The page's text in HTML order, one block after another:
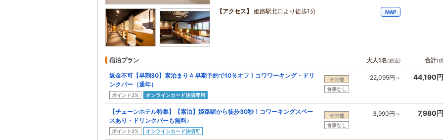
【アクセス】
姫路駅北口より徒歩1分 MAP
宿泊プラン 大人1名(税込) 合計(
返金不可【早割30】素泊まり☆早期予約で10％オフ！コワワーキング・ドリ
ンクバー（通年）
ポイント2% オンラインカード決済専用
その他
食事なし
22,095円～ 44,190
【チェーンホテル特集】【素泊】姫路駅から徒歩30秒！コワーキングスペー
スあり・ドリンクバーも無料♪
ポイント2% オンラインカード決済可
その他
食事なし
3,990円～ 7,980